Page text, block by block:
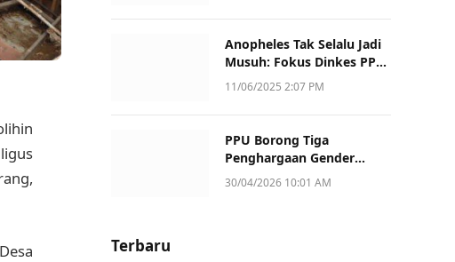
Anopheles Tak Selalu Jadi
Musuh: Fokus Dinkes PPU
Kini ke Penularan Aktif di
11/06/2025 2:07 PM
PPU Borong Tiga
Penghargaan Gender
Champion Kaltim 2026,
30/04/2026 10:01 AM
Terbaru